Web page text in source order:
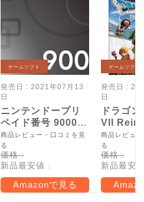
ゲームソフト
発売日 : 2021年07月13
日
ニンテンドープリ
ペイド番号 9000
円|オンラインコー
ド版
商品レビュー・口コミを見
る
価格 :
新品最安値 :
Amazonで見る
ゲームソフト
発売日 :
日
ドラゴ
VII
Switch2
商品レビュ
る
価格 :
新品最安